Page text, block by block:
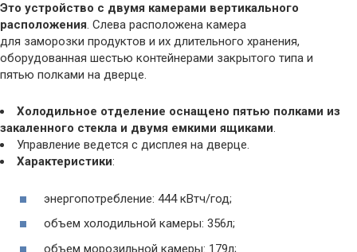
Это устройство с двумя камерами вертикального
расположения. Слева расположена камера
для заморозки продуктов и их длительного хранения,
оборудованная шестью контейнерами закрытого типа и
пятью полками на дверце.
Холодильное отделение оснащено пятью полками из
закаленного стекла и двумя емкими ящиками.
Управление ведется с дисплея на дверце.
Характеристики:
энергопотребление: 444 кВтч/год;
объем холодильной камеры: 356л;
объем морозильной камеры: 179л;